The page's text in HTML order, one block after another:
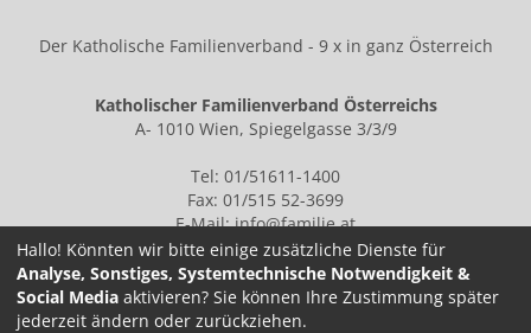
Der Katholische Familienverband - 9 x in ganz Österreich
Katholischer Familienverband Österreichs
A- 1010 Wien, Spiegelgasse 3/3/9
Tel: 01/51611-1400
Fax: 01/515 52-3699
E-Mail:info@familie.at
IMPRESSUM
Hallo! Könnten wir bitte einige zusätzliche Dienste für
Analyse, Sonstiges, Systemtechnische Notwendigkeit &
Social Media aktivieren? Sie können Ihre Zustimmung später
jederzeit ändern oder zurückziehen.